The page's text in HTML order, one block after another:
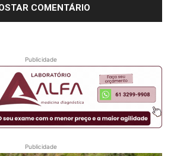
Publicidade
Publicidade